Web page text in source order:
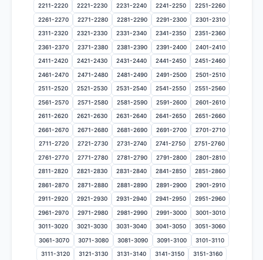
2211-2220 2221-2230 2231-2240 2241-2250 2251-2260
2261-2270 2271-2280 2281-2290 2291-2300 2301-2310
2311-2320 2321-2330 2331-2340 2341-2350 2351-2360
2361-2370 2371-2380 2381-2390 2391-2400 2401-2410
2411-2420 2421-2430 2431-2440 2441-2450 2451-2460
2461-2470 2471-2480 2481-2490 2491-2500 2501-2510
2511-2520 2521-2530 2531-2540 2541-2550 2551-2560
2561-2570 2571-2580 2581-2590 2591-2600 2601-2610
2611-2620 2621-2630 2631-2640 2641-2650 2651-2660
2661-2670 2671-2680 2681-2690 2691-2700 2701-2710
2711-2720 2721-2730 2731-2740 2741-2750 2751-2760
2761-2770 2771-2780 2781-2790 2791-2800 2801-2810
2811-2820 2821-2830 2831-2840 2841-2850 2851-2860
2861-2870 2871-2880 2881-2890 2891-2900 2901-2910
2911-2920 2921-2930 2931-2940 2941-2950 2951-2960
2961-2970 2971-2980 2981-2990 2991-3000 3001-3010
3011-3020 3021-3030 3031-3040 3041-3050 3051-3060
3061-3070 3071-3080 3081-3090 3091-3100 3101-3110
3111-3120 3121-3130 3131-3140 3141-3150 3151-3160